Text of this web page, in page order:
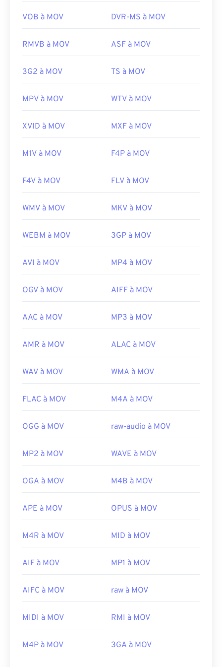
00 00
00 00
ROSE Online. Ces types de fichiers sont
technologies et elles ne s'ouvrent pas dans
Sortie initiale :
https://en.wikipedia.org/wiki/QuickTime_File_Format
CH203-BBCGDDDF
VOB à MOV DVR-MS à MOV
RMVB à MOV ASF à MOV
3G2 à MOV TS à MOV
MPV à MOV WTV à MOV
XVID à MOV MXF à MOV
M1V à MOV F4P à MOV
F4V à MOV FLV à MOV
WMV à MOV MKV à MOV
WEBM à MOV 3GP à MOV
AVI à MOV MP4 à MOV
OGV à MOV AIFF à MOV
AAC à MOV MP3 à MOV
AMR à MOV ALAC à MOV
WAV à MOV WMA à MOV
FLAC à MOV M4A à MOV
OGG à MOV raw-audio à MOV
MP2 à MOV WAVE à MOV
OGA à MOV M4B à MOV
APE à MOV OPUS à MOV
M4R à MOV MID à MOV
AIF à MOV MP1 à MOV
AIFC à MOV raw à MOV
MIDI à MOV RMI à MOV
M4P à MOV 3GA à MOV